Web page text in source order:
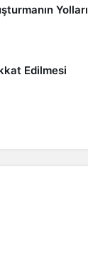
Yolları
Edilmesi